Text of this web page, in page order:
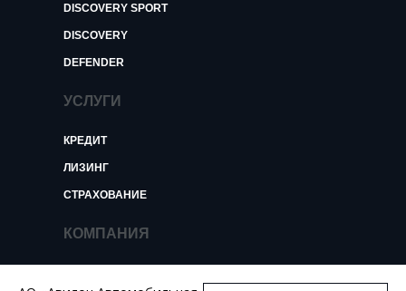
DISCOVERY SPORT
DISCOVERY
DEFENDER
УСЛУГИ
КРЕДИТ
ЛИЗИНГ
СТРАХОВАНИЕ
КОМПАНИЯ